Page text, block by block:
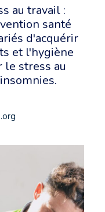
au travail :
santé
d'acquérir
et l'hygiène
le stress au